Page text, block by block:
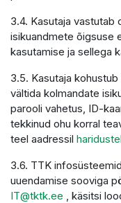
3.4. Kasutaja vastutab
isikuandmete õigsuse
kasutamise ja sellega
3.5. Kasutaja
vältida kolmandate
parooli vahetus, ID-
tekkinud ohu korral
teel aadressil
3.6. TTK
uuendamise sooviga
IT@tktk.ee , käsitsi